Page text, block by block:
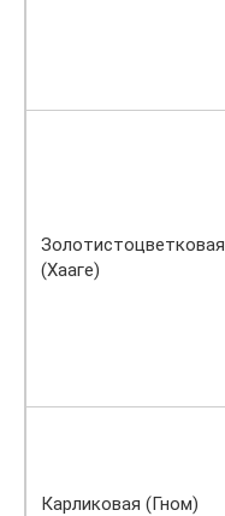
Золотистоцветковая
(Хааге)
Карликовая (Гном)